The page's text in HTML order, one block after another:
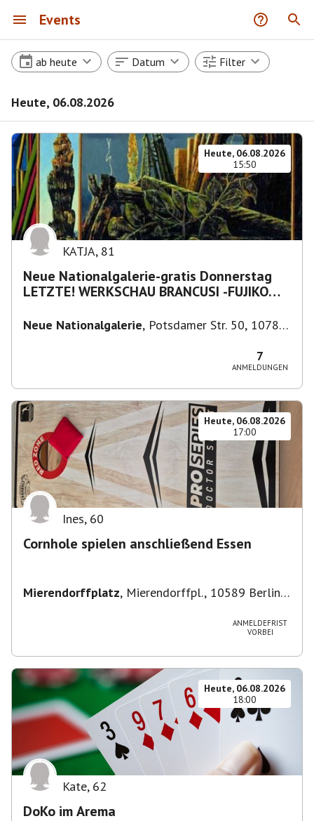
Events
ab heute Datum Filter
Heute, 06.08.2026
Heute, 06.08.2026
15:50
KATJA, 81
Neue Nationalgalerie-gratis Donnerstag
LETZTE! WERKSCHAU BRANCUSI -FUJIKO
Neue Nationalgalerie, Potsdamer Str. 50, 10785
7
ANMELDUNGEN
Heute, 06.08.2026
17:00
Ines, 60
Cornhole spielen anschließend Essen
Mierendorffplatz, Mierendorffpl., 10589 Berlin-
ANMELDEFRIST
VORBEI
Heute, 06.08.2026
18:00
Kate, 62
DoKo im Arema